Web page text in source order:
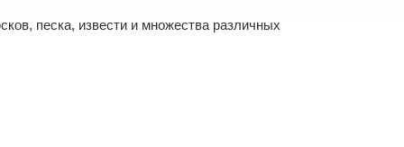
песка, извести и множества различных